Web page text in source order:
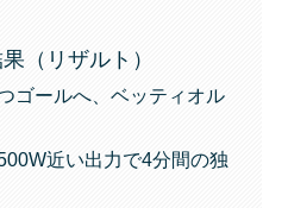
（リザルト）
ゴールへ、ベッティオル
近い出力で4分間の独